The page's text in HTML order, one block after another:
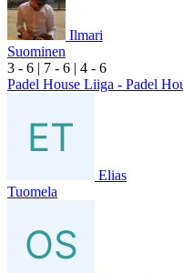
Ilmari
Suominen
3 - 6 | 7 - 6 | 4 - 6
Padel House Liiga - Padel
Elias
Tuomela